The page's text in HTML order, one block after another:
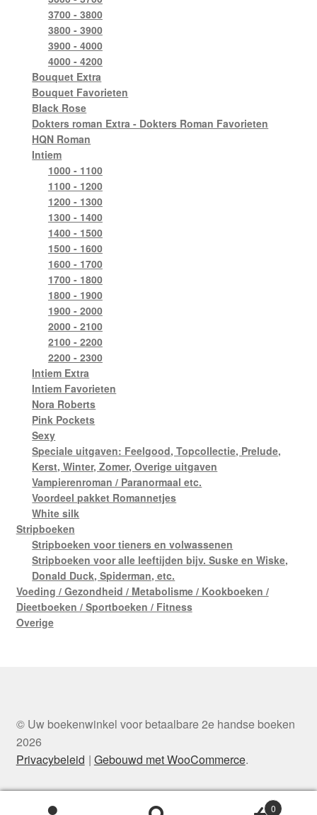
3700 - 3800
3800 - 3900
3900 - 4000
4000 - 4200
Bouquet Extra
Bouquet Favorieten
Black Rose
Dokters roman Extra - Dokters Roman Favorieten
HQN Roman
Intiem
1000 - 1100
1100 - 1200
1200 - 1300
1300 - 1400
1400 - 1500
1500 - 1600
1600 - 1700
1700 - 1800
1800 - 1900
1900 - 2000
2000 - 2100
2100 - 2200
2200 - 2300
Intiem Extra
Intiem Favorieten
Nora Roberts
Pink Pockets
Sexy
Speciale uitgaven: Feelgood, Topcollectie, Prelude,
Kerst, Winter, Zomer, Overige uitgaven
Vampierenroman / Paranormaal etc.
Voordeel pakket Romannetjes
White silk
Stripboeken
Stripboeken voor tieners en volwassenen
Stripboeken voor alle leeftijden bijv. Suske en Wiske,
Donald Duck, Spiderman, etc.
Voeding / Gezondheid / Metabolisme / Kookboeken /
Dieetboeken / Sportboeken / Fitness
Overige
© Uw boekenwinkel voor betaalbare 2e handse boeken
2026
Privacybeleid
Gebouwd met WooCommerce.
0